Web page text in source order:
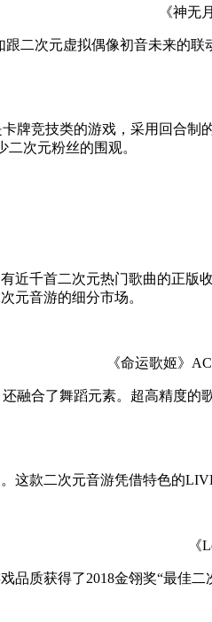
《神无
二次元虚拟偶像初音未来的
牌竞技类的游戏，采用回合
次元粉丝的围观。
近千首二次元热门歌曲的正
元音游的细分市场。
《命运歌姬》
融合了舞蹈元素。超高精度
这款二次元音游凭借特色的
《
品质获得了2018金翎奖“最佳二